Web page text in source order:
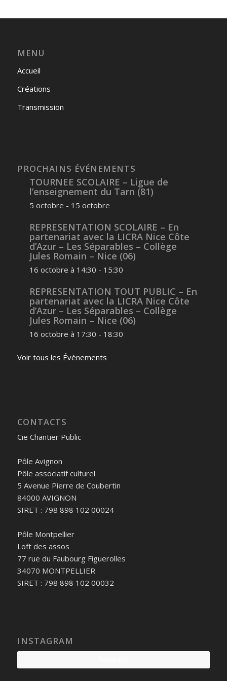
MENU
Accueil
Créations
Transmission
PROCHAINS ÉVÉNEMENTS
TOURNEE SCOLAIRE – Ligue de
l’enseignement du Tarn (81)
5 octobre - 15 octobre
REPRESENTATION SCOLAIRE – En
partenariat avec la LICRA Nice Côte
d’Azur – Les Séparables – Collège
Jules Romain – Nice (06)
16 octobre à 14:30 - 15:30
REPRESENTATION TOUT PUBLIC – En
partenariat avec la LICRA Nice Côte
d’Azur – Les Séparables – Collège
Jules Romain – Nice (06)
16 octobre à 17:30 - 18:30
Voir tous les Évènements
CONTACTS
Cie Chantier Public
Pôle Avignon
Pôle associatif culturel
5 Avenue Pierre de Coubertin
84000 AVIGNON
SIRET : 798 898 102 00024
Pôle Montpellier
Loft des assos
77 rue du Faubourg Figuerolles
34070 MONTPELLIER
SIRET : 798 898 102 00032
INSTAGRAM